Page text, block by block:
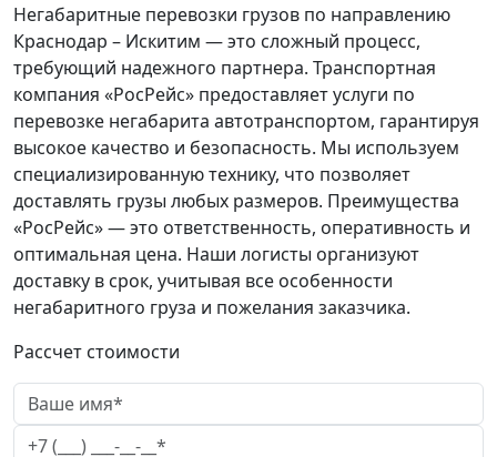
Негабаритные перевозки грузов по направлению
Краснодар – Искитим — это сложный процесс,
требующий надежного партнера. Транспортная
компания «РосРейс» предоставляет услуги по
перевозке негабарита автотранспортом, гарантируя
высокое качество и безопасность. Мы используем
специализированную технику, что позволяет
доставлять грузы любых размеров. Преимущества
«РосРейс» — это ответственность, оперативность и
оптимальная цена. Наши логисты организуют
доставку в срок, учитывая все особенности
негабаритного груза и пожелания заказчика.
Рассчет стоимости